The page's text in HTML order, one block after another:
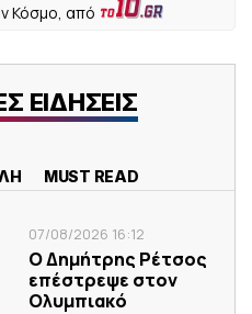
Κόσμο, από
ΕΙΔΗΣΕΙΣ
MUST READ
07/08/2026 16:12
Ο Δημήτρης Ρέτσος
επέστρεψε στον
Ολυμπιακό